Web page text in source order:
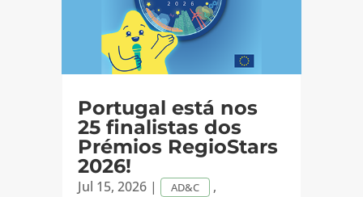
Portugal está nos
25 finalistas dos
Prémios RegioStars
2026!
Jul 15, 2026| AD&C ,